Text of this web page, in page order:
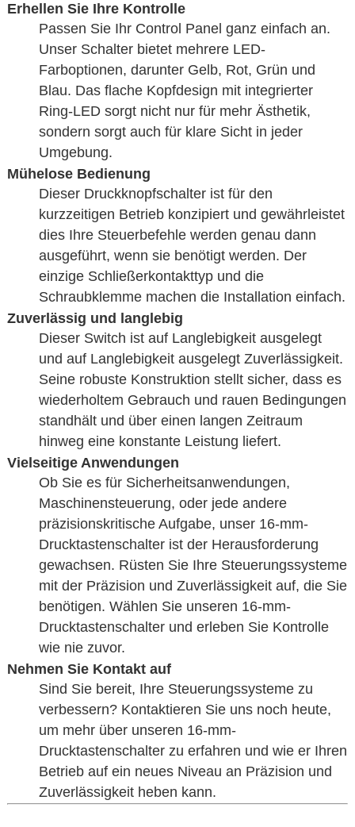
Erhellen Sie Ihre Kontrolle
Passen Sie Ihr Control Panel ganz einfach an.
Unser Schalter bietet mehrere LED-
Farboptionen, darunter Gelb, Rot, Grün und
Blau. Das flache Kopfdesign mit integrierter
Ring-LED sorgt nicht nur für mehr Ästhetik,
sondern sorgt auch für klare Sicht in jeder
Umgebung.
Mühelose Bedienung
Dieser Druckknopfschalter ist für den
kurzzeitigen Betrieb konzipiert und gewährleistet
dies Ihre Steuerbefehle werden genau dann
ausgeführt, wenn sie benötigt werden. Der
einzige Schließerkontakttyp und die
Schraubklemme machen die Installation einfach.
Zuverlässig und langlebig
Dieser Switch ist auf Langlebigkeit ausgelegt
und auf Langlebigkeit ausgelegt Zuverlässigkeit.
Seine robuste Konstruktion stellt sicher, dass es
wiederholtem Gebrauch und rauen Bedingungen
standhält und über einen langen Zeitraum
hinweg eine konstante Leistung liefert.
Vielseitige Anwendungen
Ob Sie es für Sicherheitsanwendungen,
Maschinensteuerung, oder jede andere
präzisionskritische Aufgabe, unser 16-mm-
Drucktastenschalter ist der Herausforderung
gewachsen. Rüsten Sie Ihre Steuerungssysteme
mit der Präzision und Zuverlässigkeit auf, die Sie
benötigen. Wählen Sie unseren 16-mm-
Drucktastenschalter und erleben Sie Kontrolle
wie nie zuvor.
Nehmen Sie Kontakt auf
Sind Sie bereit, Ihre Steuerungssysteme zu
verbessern? Kontaktieren Sie uns noch heute,
um mehr über unseren 16-mm-
Drucktastenschalter zu erfahren und wie er Ihren
Betrieb auf ein neues Niveau an Präzision und
Zuverlässigkeit heben kann.